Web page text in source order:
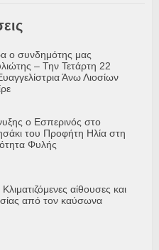
ο συνδημότης μας
– Την Τετάρτη 22
Άνω Λιοσίων
ο Εσπερινός στο
του Προφήτη Ηλία στη
Φυλής
αίθουσες και
από τον καύσωνα